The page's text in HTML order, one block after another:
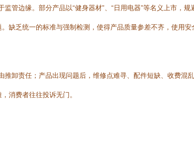
管边缘。部分产品以“健身器材”、“日用电器”等名义上市，
缺乏统一的标准与强制检测，使得产品质量参差不齐，使用安
推卸责任；产品出现问题后，维修点难寻、配件短缺、收费混
消费者往往投诉无门。